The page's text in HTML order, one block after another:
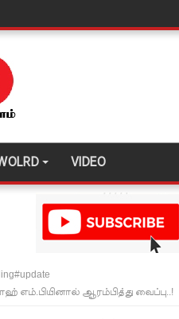
குண்டு வீச்சு!
தரங்க முதலிடத்தில்!
முழுமையாக கிடைக்கும் -
சுமை அதிகரித்தது - சஜித்
VIDEO
எம்.பியினால் ஆரம்பித்து வைப்பு..!